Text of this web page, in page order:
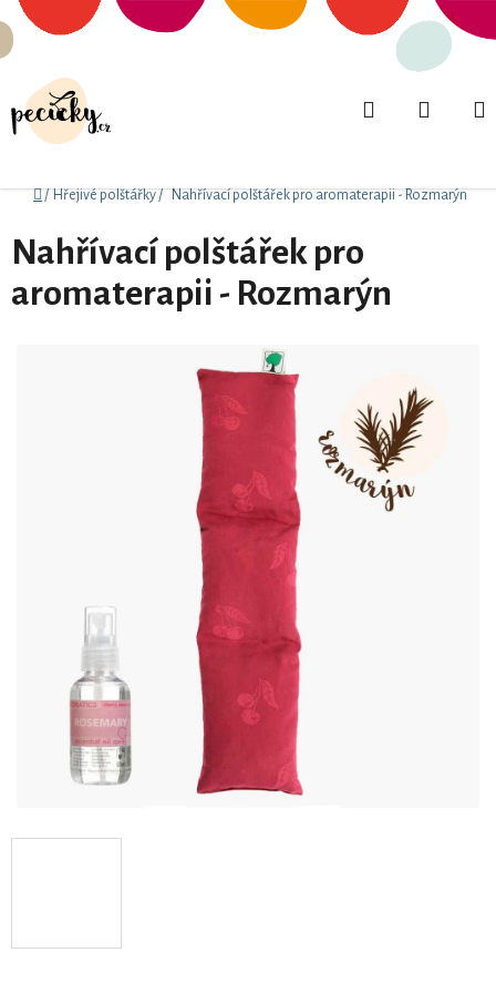
Přejít
na
obsah
Hledat
Domů
/ Hřejivé polštářky/ Nahřívací polštářek pro aromaterapii - Rozmarýn
Nahřívací polštářek pro
aromaterapii - Rozmarýn